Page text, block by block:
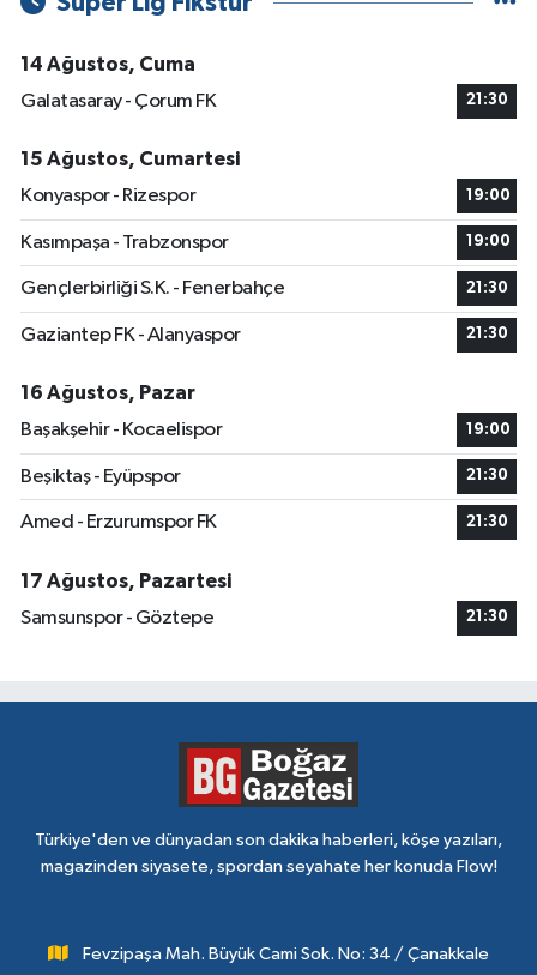
14 Ağustos, Cuma
Galatasaray - Çorum FK
21:30
15 Ağustos, Cumartesi
Konyaspor - Rizespor
19:00
Kasımpaşa - Trabzonspor 19:00
Gençlerbirliği S.K. - Fenerbahçe 21:30
Gaziantep FK - Alanyaspor 21:30
16 Ağustos, Pazar
Başakşehir - Kocaelispor
19:00
Beşiktaş - Eyüpspor 21:30
Amed - Erzurumspor FK 21:30
17 Ağustos, Pazartesi
Samsunspor - Göztepe
21:30
Türkiye'den ve dünyadan son dakika haberleri, köşe yazıları,
magazinden siyasete, spordan seyahate her konuda Flow!
Fevzipaşa Mah. Büyük Cami Sok. No: 34 / Çanakkale